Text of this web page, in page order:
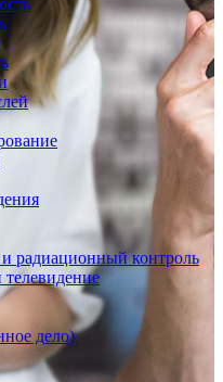
и радиационный контроль
телевидение
дело)